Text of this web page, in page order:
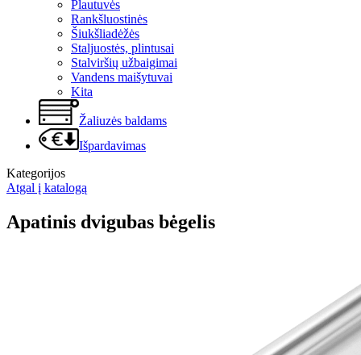
Plautuvės
Rankšluostinės
Šiukšliadėžės
Staljuostės, plintusai
Stalviršių užbaigimai
Vandens maišytuvai
Kita
Žaliuzės baldams
Išpardavimas
Kategorijos
Atgal į katalogą
Apatinis dvigubas bėgelis